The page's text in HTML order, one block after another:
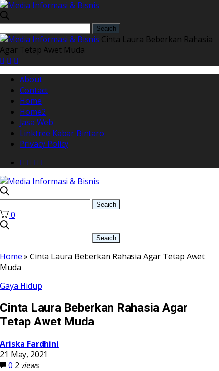
Cinta Laura Beberkan Rahasia
Agar Tetap Awet Muda
About
Contact
Home
Home2
Jasa Web
Linktree Kabar Bintaro
Privacy Policy
0
Home » Cinta Laura Beberkan Rahasia Agar Tetap Awet
Muda
Gaya Hidup
Cinta Laura Beberkan Rahasia Agar
Tetap Awet Muda
Ariska Fardhini
21 May, 2021
0 2 views